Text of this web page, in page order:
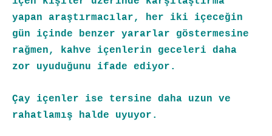
yapan araştırmacılar, her iki içeceğin
gün içinde benzer yararlar göstermesine
rağmen, kahve içenlerin geceleri daha
zor uyuduğunu ifade ediyor.
Çay içenler ise tersine daha uzun ve
rahatlamış halde uyuyor.